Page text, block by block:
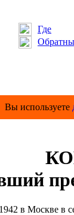
Где
Вы используете
в Москве в